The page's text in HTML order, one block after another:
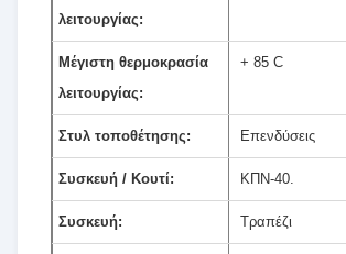
λειτουργίας:
Μέγιστη θερμοκρασία
λειτουργίας:
+ 85 C
Στυλ τοποθέτησης: Επενδύσεις
Συσκευή / Κουτί: ΚΠΝ-40.
Συσκευή: Τραπέζι